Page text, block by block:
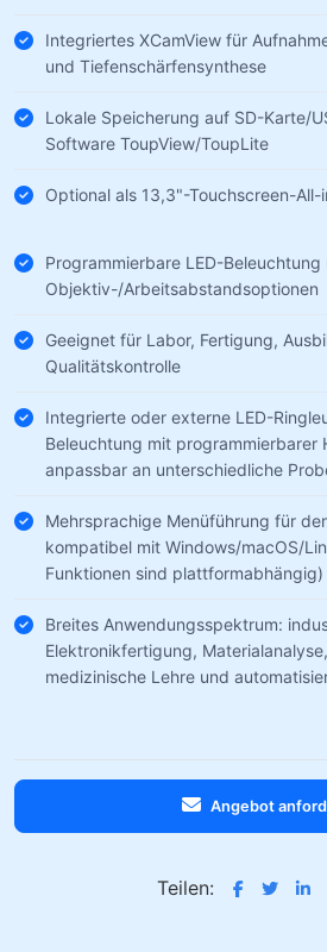
Integriertes XCamView für
und Tiefenschärfensynthese
Lokale Speicherung auf SD-Karte/
Software ToupView/ToupLite
Optional als 13,3"-Touchscreen-All-
Programmierbare LED-
Objektiv-/Arbeitsabstandsoptionen
Geeignet für Labor, Fertigung,
Qualitätskontrolle
Integrierte oder externe LED-
Beleuchtung mit programmierbarer
anpassbar an unterschiedliche
Mehrsprachige Menüführung für
kompatibel mit Windows/macOS/
Funktionen sind plattformabhängig)
Breites Anwendungsspektrum:
Elektronikfertigung,
medizinische Lehre und
Angebot
Teilen: